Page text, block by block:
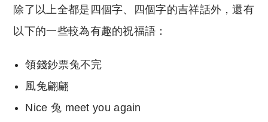
除了以上全都是四個字、四個字的吉祥話外，還有
以下的一些較為有趣的祝福語：
領錢鈔票兔不完
風兔翩翩
Nice 兔 meet you again